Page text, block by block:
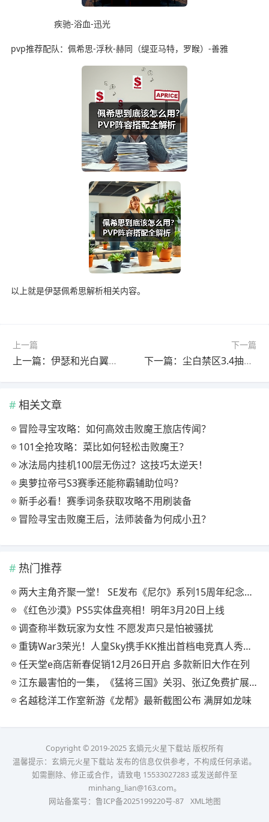
疾驰-浴血-迅光
pvp推荐配队：佩希思-浮秋-赫同（缇亚马特，罗睺）-善雅
以上就是伊瑟佩希思解析相关内容。
上一篇
上一篇：伊瑟和光白翼千羽角色攻略解析
下一篇
下一篇：尘白禁区3.4抽卡推荐全解析！这些角色必抽
相关文章
冒险寻宝攻略：如何高效击败魔王旅店传闻？
101全抢攻略：菜比如何轻松击败魔王？
冰法局内挂机100层无伤过？这技巧太逆天！
奥萝拉帝弓S3赛季还能称霸辅助位吗？
新手必看！赛季词条获取攻略不用刷装备
冒险寻宝击败魔王后，法师装备为何成小丑？
热门推荐
两大主角齐聚一堂！ SE发布《尼尔》系列15周年纪念典藏套装
《红色沙漠》PS5实体盘亮相！明年3月20日上线
调查称半数玩家为女性 不愿发声只是怕被骚扰
重铸War3荣光！人皇Sky携手KK推出首档电竞真人秀《寻找下一个Sky》
任天堂e商店新春促销12月26日开启 多款新旧大作在列
江东最害怕的一集，《猛将三国》关羽、张辽免费扩展包现已上线
名越稔洋工作室新游《龙帮》最新截图公布 满屏如龙味
Copyright © 2019-2025 玄熵元火星下载站 版权所有
温馨提示：玄熵元火星下载站 发布的信息仅供参考，不构成任何承诺。
如需删除、修正或合作，请致电 15533027283 或发送邮件至
minhang_lian@163.com。
网站备案号： 鲁ICP备2025199220号-87 XML地图